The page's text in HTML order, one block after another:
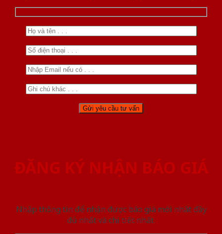
ĐĂNG KÝ NHẬN BÁO GIÁ
Nhập thông tin để nhận được báo giá mới nhât đầy
đủ nhất và chi tiết nhất.